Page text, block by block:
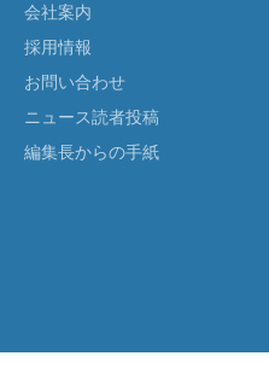
会社案内
採用情報
お問い合わせ
ニュース読者投稿
編集長からの手紙